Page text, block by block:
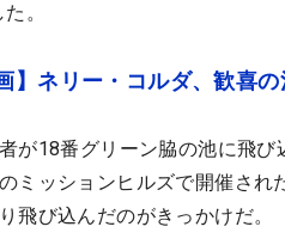
。
】ネリー・コルダ、歓喜の
が18番グリーン脇の池に飛
ミッションヒルズで開催さ
飛び込んだのがきっかけだ。